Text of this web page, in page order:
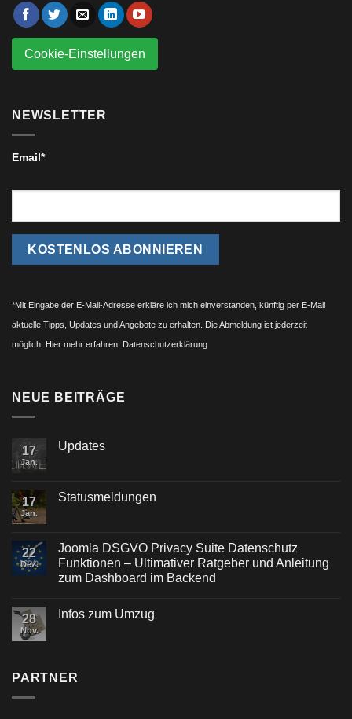
Cookie-Einstellungen
NEWSLETTER
Email*
*Mit Eingabe der E-Mail-Adresse erkläre ich mich einverstanden, künftig per E-Mail
aktuelle Tipps, Updates und Angebote zu erhalten. Die Abmeldung ist jederzeit
möglich. Hier mehr erfahren: Datenschutzerklärung
NEUE BEITRÄGE
17
Jan.
Updates
17
Jan.
Statusmeldungen
22
Dez.
Joomla DSGVO Privacy Suite Datenschutz
Funktionen – Ultimativer Ratgeber und Anleitung
zum Dashboard im Backend
28
Nov.
Infos zum Umzug
PARTNER